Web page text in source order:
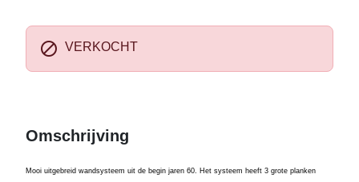
 VERKOCHT
Omschrijving
Mooi uitgebreid wandsysteem uit de begin jaren 60. Het systeem heeft 3 grote planken